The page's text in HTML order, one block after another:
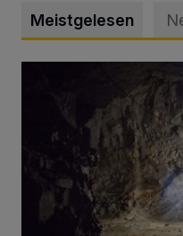
Meistgelesen